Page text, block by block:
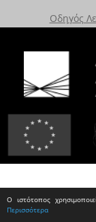
Ο ιστότοπος
Περισσότερα
Οδηγός